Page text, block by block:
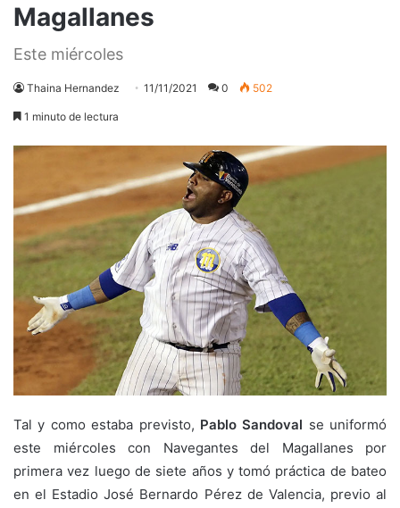
Magallanes
Este miércoles
Thaina Hernandez 11/11/2021 0 502
1 minuto de lectura
Tal y como estaba previsto, Pablo Sandoval se uniformó
este miércoles con Navegantes del Magallanes por
primera vez luego de siete años y tomó práctica de bateo
en el Estadio José Bernardo Pérez de Valencia, previo al